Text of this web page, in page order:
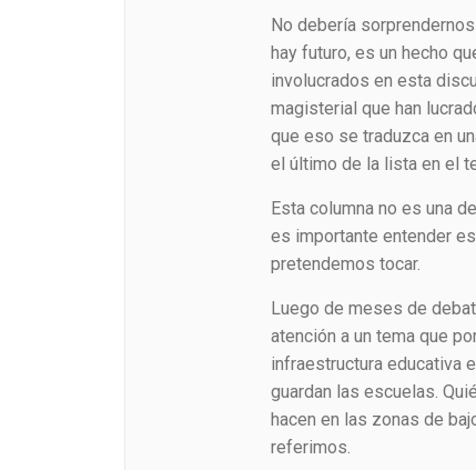
No debería
hay futuro, es un hecho
involucrados en esta
magisterial que han
que eso se traduzca en
el último de la lista en el
Esta columna no es una
es importante entender
pretendemos tocar.
Luego de meses de
atención a un tema que
infraestructura educativa
guardan las escuelas.
hacen en las zonas de
referimos.